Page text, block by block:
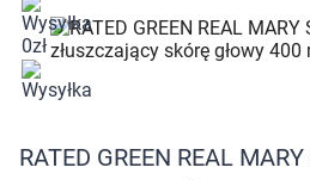
Dla zwierząt
Dom i ogród
Zdrowie
RATED GREEN REAL